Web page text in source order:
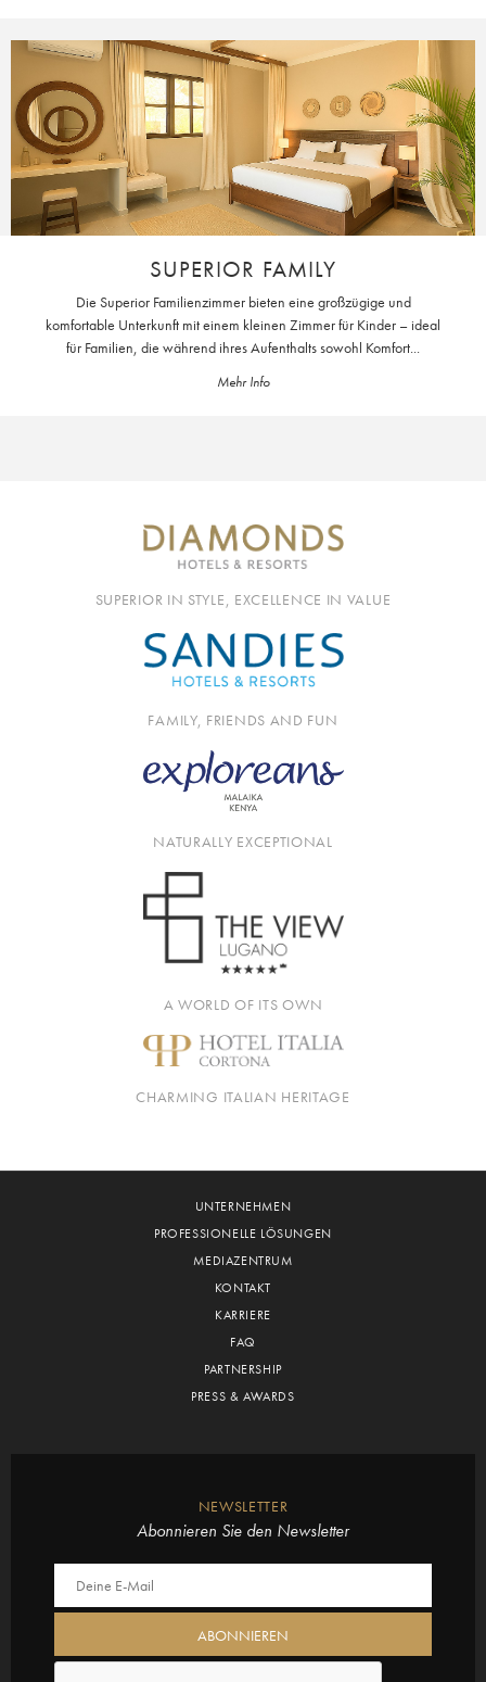
SUPERIOR FAMILY
Die Superior Familienzimmer bieten eine großzügige und
komfortable Unterkunft mit einem kleinen Zimmer für Kinder – ideal
für Familien, die während ihres Aufenthalts sowohl Komfort...
Mehr Info
SUPERIOR IN STYLE, EXCELLENCE IN VALUE
FAMILY, FRIENDS AND FUN
NATURALLY EXCEPTIONAL
A WORLD OF ITS OWN
CHARMING ITALIAN HERITAGE
UNTERNEHMEN
PROFESSIONELLE LÖSUNGEN
MEDIAZENTRUM
KONTAKT
KARRIERE
FAQ
PARTNERSHIP
PRESS & AWARDS
NEWSLETTER
Abonnieren Sie den Newsletter